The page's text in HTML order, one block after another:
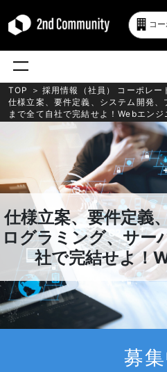
コ
TOP ＞ 採用情報（社員） コーポレー
仕様立案、要件定義、システム開発
まで全て自社で完結せよ！Webエンジ
仕様立案、要件定義
ログラミング、サー
社で完結せよ！
募